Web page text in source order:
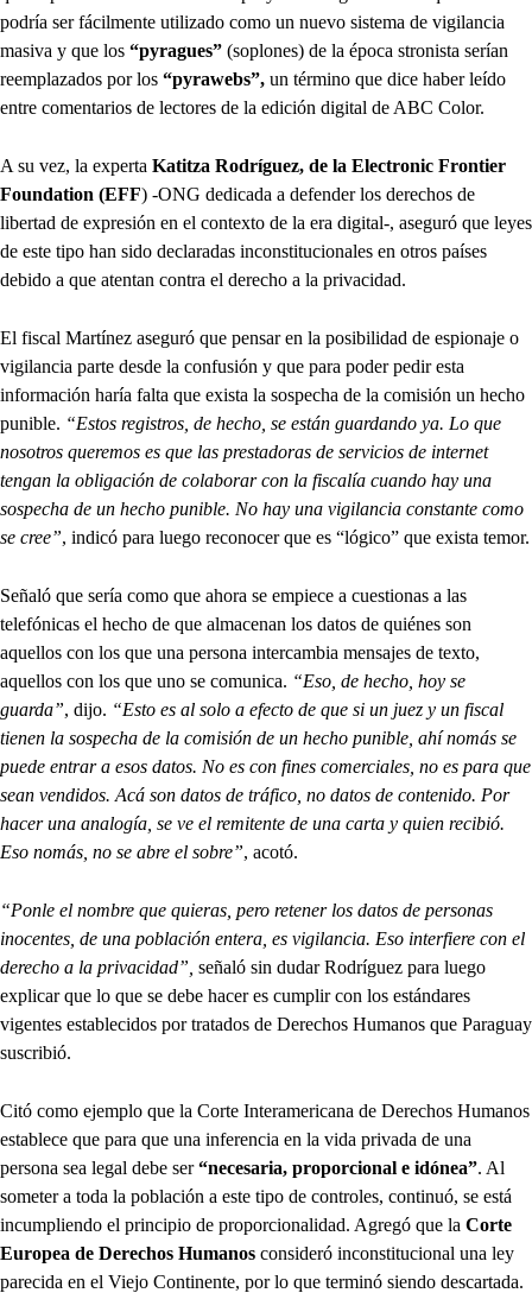
podría ser fácilmente utilizado como un nuevo sistema de vigilancia
masiva y que los “pyragues” (soplones) de la época stronista serían
reemplazados por los “pyrawebs”, un término que dice haber leído
entre comentarios de lectores de la edición digital de ABC Color.
A su vez, la experta Katitza Rodríguez, de la Electronic Frontier
Foundation (EFF) -ONG dedicada a defender los derechos de
libertad de expresión en el contexto de la era digital-, aseguró que leyes
de este tipo han sido declaradas inconstitucionales en otros países
debido a que atentan contra el derecho a la privacidad.
El fiscal Martínez aseguró que pensar en la posibilidad de espionaje o
vigilancia parte desde la confusión y que para poder pedir esta
información haría falta que exista la sospecha de la comisión un hecho
punible. “Estos registros, de hecho, se están guardando ya. Lo que
nosotros queremos es que las prestadoras de servicios de internet
tengan la obligación de colaborar con la fiscalía cuando hay una
sospecha de un hecho punible. No hay una vigilancia constante como
se cree”, indicó para luego reconocer que es “lógico” que exista temor.
Señaló que sería como que ahora se empiece a cuestionas a las
telefónicas el hecho de que almacenan los datos de quiénes son
aquellos con los que una persona intercambia mensajes de texto,
aquellos con los que uno se comunica. “Eso, de hecho, hoy se
guarda”, dijo. “Esto es al solo a efecto de que si un juez y un fiscal
tienen la sospecha de la comisión de un hecho punible, ahí nomás se
puede entrar a esos datos. No es con fines comerciales, no es para que
sean vendidos. Acá son datos de tráfico, no datos de contenido. Por
hacer una analogía, se ve el remitente de una carta y quien recibió.
Eso nomás, no se abre el sobre”, acotó.
“Ponle el nombre que quieras, pero retener los datos de personas
inocentes, de una población entera, es vigilancia. Eso interfiere con el
derecho a la privacidad”, señaló sin dudar Rodríguez para luego
explicar que lo que se debe hacer es cumplir con los estándares
vigentes establecidos por tratados de Derechos Humanos que Paraguay
suscribió.
Citó como ejemplo que la Corte Interamericana de Derechos Humanos
establece que para que una inferencia en la vida privada de una
persona sea legal debe ser“necesaria, proporcional e idónea”. Al
someter a toda la población a este tipo de controles, continuó, se está
incumpliendo el principio de proporcionalidad. Agregó que la Corte
Europea de Derechos Humanos consideró inconstitucional una ley
parecida en el Viejo Continente, por lo que terminó siendo descartada.